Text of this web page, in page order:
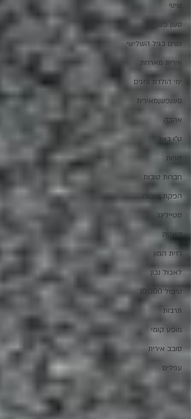
שינוי
סשן פשן
נשים בגיל השלישי
אירית מארחת
ימי הולדת וחגים
סשןפשןמאירית
אהבה
ט"ו באב
זוגיות
חברות טובות
הפקת אופנה
סטיילינג
דיאטה
רזית המון
לאכול נכון
טיפול 10,000
תרבות
מופע קומי
סובב אירית
עגילים